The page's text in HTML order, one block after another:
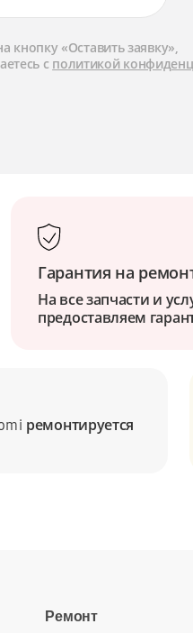
кнопку «Оставить заявку»,
с политикой
Гарантия на
На все запчасти и
предоставляем
ремонтируется
Ремонт